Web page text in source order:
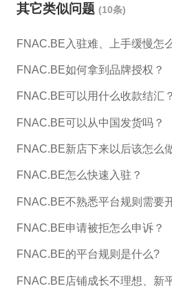
决问题。如果无法协商解决，
铺出现异常，如商品下架、
时联系FNAC.BE平台客服寻
C.BE平台非常注重卖家的服
对店铺KPI、纠纷处理以及店
保证店铺正常运营和优秀表现
其它类似问题 (10条)
FNAC.BE入驻难、上手缓慢怎
FNAC.BE如何拿到品牌授权？
FNAC.BE可以用什么收款结汇？
FNAC.BE可以从中国发货吗？
FNAC.BE新店下来以后该怎么
FNAC.BE怎么快速入驻？
FNAC.BE不熟悉平台规则需要
FNAC.BE申请被拒怎么申诉？
FNAC.BE的平台规则是什么?